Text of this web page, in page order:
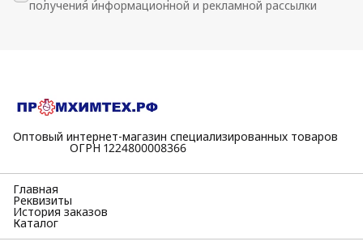
получения информационной и рекламной рассылки
Оптовый интернет-магазин специализированных товаров
⠀⠀⠀⠀⠀⠀⠀ОГРН 1224800008366
Главная
Реквизиты
История заказов
Каталог